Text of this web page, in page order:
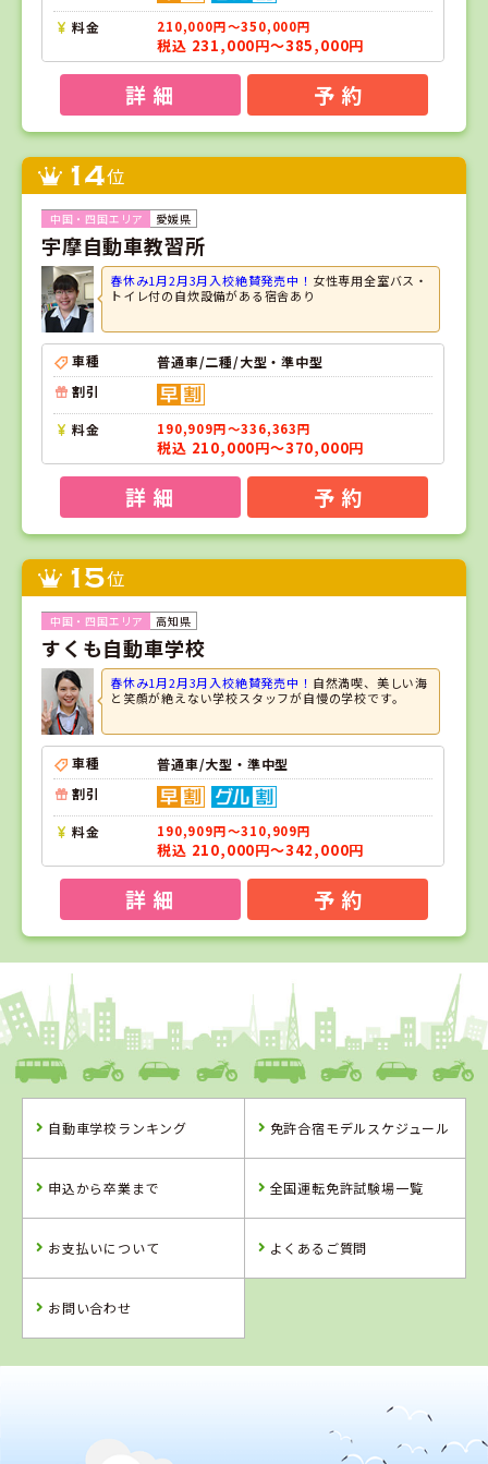
料金 210,000円～350,000円
税込 231,000円～385,000円
詳 細 予 約
14位
愛媛県
宇摩自動車教習所
春休み1月2月3月入校絶賛発売中！ 女性専用全室バス・
トイレ付の自炊設備がある宿舎あり
車種
普通車/二種/大型・準中型
割引
料金 190,909円～336,363円
税込 210,000円～370,000円
詳 細 予 約
15位
高知県
すくも自動車学校
春休み1月2月3月入校絶賛発売中！ 自然満喫、美しい海
と笑顔が絶えない学校スタッフが自慢の学校です。
車種
普通車/大型・準中型
割引
料金 190,909円～310,909円
税込 210,000円～342,000円
詳 細 予 約
1
愛媛県
八幡浜自動車教習所
詳 細 予 約
習所
詳 細
詳 細
詳 細
4位 5
自動車学校ランキング 免許合宿モデルスケジュール
申込から卒業まで 全国運転免許試験場一覧
お支払いについて よくあるご質問
お問い合わせ